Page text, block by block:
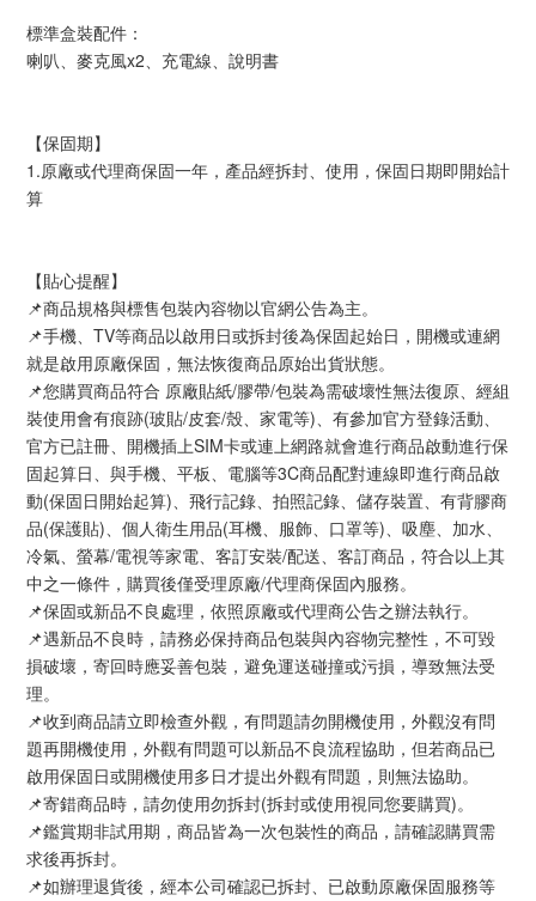
標準盒裝配件：
喇叭、麥克風x2、充電線、說明書
【保固期】
1.原廠或代理商保固一年，產品經拆封、使用，保固日期即開始計
算
【貼心提醒】
📌商品規格與標售包裝內容物以官網公告為主。
📌手機、TV等商品以啟用日或拆封後為保固起始日，開機或連網
就是啟用原廠保固，無法恢復商品原始出貨狀態。
📌您購買商品符合 原廠貼紙/膠帶/包裝為需破壞性無法復原、經組
裝使用會有痕跡(玻貼/皮套/殼、家電等)、有參加官方登錄活動、
官方已註冊、開機插上SIM卡或連上網路就會進行商品啟動進行保
固起算日、與手機、平板、電腦等3C商品配對連線即進行商品啟
動(保固日開始起算)、飛行記錄、拍照記錄、儲存裝置、有背膠商
品(保護貼)、個人衛生用品(耳機、服飾、口罩等)、吸塵、加水、
冷氣、螢幕/電視等家電、客訂安裝/配送、客訂商品，符合以上其
中之一條件，購買後僅受理原廠/代理商保固內服務。
📌保固或新品不良處理，依照原廠或代理商公告之辦法執行。
📌遇新品不良時，請務必保持商品包裝與內容物完整性，不可毀
損破壞，寄回時應妥善包裝，避免運送碰撞或污損，導致無法受
理。
📌收到商品請立即檢查外觀，有問題請勿開機使用，外觀沒有問
題再開機使用，外觀有問題可以新品不良流程協助，但若商品已
啟用保固日或開機使用多日才提出外觀有問題，則無法協助。
📌寄錯商品時，請勿使用勿拆封(拆封或使用視同您要購買)。
📌鑑賞期非試用期，商品皆為一次包裝性的商品，請確認購買需
求後再拆封。
📌如辦理退貨後，經本公司確認已拆封、已啟動原廠保固服務等